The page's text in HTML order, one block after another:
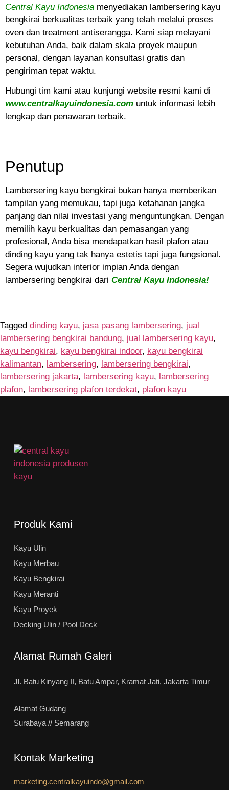
Central Kayu Indonesia menyediakan lambersering kayu
bengkirai berkualitas terbaik yang telah melalui proses
oven dan treatment antiserangga. Kami siap melayani
kebutuhan Anda, baik dalam skala proyek maupun
personal, dengan layanan konsultasi gratis dan
pengiriman tepat waktu.
Hubungi tim kami atau kunjungi website resmi kami di
www.centralkayuindonesia.com untuk informasi lebih
lengkap dan penawaran terbaik.
Penutup
Lambersering kayu bengkirai bukan hanya memberikan
tampilan yang memukau, tapi juga ketahanan jangka
panjang dan nilai investasi yang menguntungkan. Dengan
memilih kayu berkualitas dan pemasangan yang
profesional, Anda bisa mendapatkan hasil plafon atau
dinding kayu yang tak hanya estetis tapi juga fungsional.
Segera wujudkan interior impian Anda dengan
lambersering bengkirai dari Central Kayu Indonesia!
Tagged dinding kayu, jasa pasang lambersering, jual
lambersering bengkirai bandung, jual lambersering kayu,
kayu bengkirai, kayu bengkirai indoor, kayu bengkirai
kalimantan, lambersering, lambersering bengkirai,
lambersering jakarta, lambersering kayu, lambersering
plafon, lambersering plafon terdekat, plafon kayu
Produk Kami
Kayu Ulin
Kayu Merbau
Kayu Bengkirai
Kayu Meranti
Kayu Proyek
Decking Ulin / Pool Deck
Alamat Rumah Galeri
Jl. Batu Kinyang II, Batu Ampar, Kramat Jati, Jakarta Timur
Alamat Gudang
Surabaya // Semarang
Kontak Marketing
marketing.centralkayuindo@gmail.com